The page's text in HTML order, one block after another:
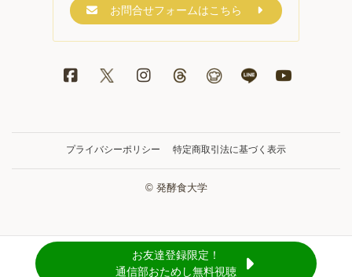
お問合せフォームはこちら
プライバシーポリシー 特定商取引法に基づく表示
© 発酵食大学
お友達登録限定！
通信部おためし無料視聴